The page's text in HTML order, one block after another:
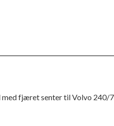
med fjæret senter til Volvo 240/